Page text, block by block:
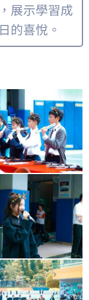
展示學習成
的喜悅。